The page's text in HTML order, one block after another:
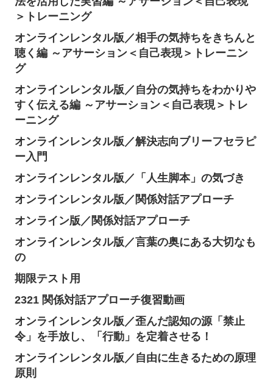
＞トレーニング
オンラインレンタル版／相手の気持ちをきちんと
聴く編 ～アサーション＜自己表現＞トレーニン
グ
オンラインレンタル版／自分の気持ちをわかりや
すく伝える編 ～アサーション＜自己表現＞トレ
ーニング
オンラインレンタル版／解決志向ブリーフセラピ
ー入門
オンラインレンタル版／「人生脚本」の気づき
オンラインレンタル版／関係対話アプローチ
オンライン版／関係対話アプローチ
オンラインレンタル版／言葉の奥にある大切なも
の
期限テスト用
2321 関係対話アプローチ復習動画
オンラインレンタル版／歪んだ認知の源「禁止
令」を手放し、「行動」を定着させる！
オンラインレンタル版／自由に生きるための原理
原則